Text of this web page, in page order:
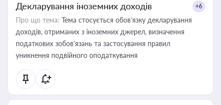
Декларування іноземних доходів +6
Про що тема: Тема стосується обов’язку декларування
доходів, отриманих з іноземних джерел, визначення
податкових зобов’язань та застосування правил
уникнення подвійного оподаткування